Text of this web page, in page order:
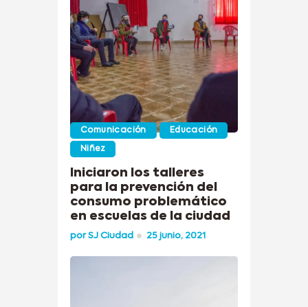
Comunicación Educación
Niñez
Iniciaron los talleres
para la prevención del
consumo problemático
en escuelas de la ciudad
porSJ Ciudad 25 junio, 2021